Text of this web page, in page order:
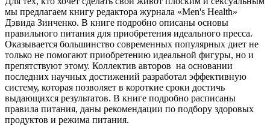
мы предлагаем книгу редактора журнала «Men's Health»
Дэвида Зинченко. В книге подробно описаны основы
правильного питания для приобретения идеального пресса.
Оказывается большинство современных популярных диет не
только не помогают приобретению идеальной фигуры, но и
препятствуют этому. Коллектив авторов на основании
последних научных достижений разработал эффективную
систему, которая позволяет в короткие сроки достичь
выдающихся результатов. В книге подробно расписаны
правила питания, даны рекомендации по подбору здоровых
продуктов и режима питания.